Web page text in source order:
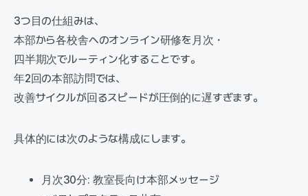
3つ目の仕組みは、
本部から各校舎へのオンライン研修を月次・
四半期次でルーティン化することです。
年2回の本部訪問では、
改善サイクルが回るスピードが圧倒的に遅すぎます。
具体的には次のような構成にします。
月次30分: 教室長向け本部メッセージ